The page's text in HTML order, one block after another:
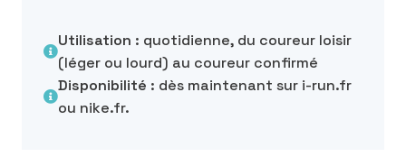
Utilisation : quotidienne, du coureur loisir
(léger ou lourd) au coureur confirmé
Disponibilité : dès maintenant sur i-run.fr
ou nike.fr.